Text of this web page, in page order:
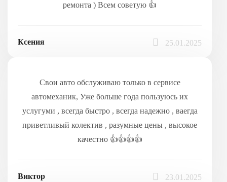
ремонта ) Всем советую 👍
Ксения 25.01.2025
Свои авто обслуживаю только в сервисе
автомеханик, Уже больше года пользуюсь их
услугуми , всегда быстро , всегда надежно , ваегда
приветливый колектив , разумные цены , высокое
качестно 👍👍👍👍
Виктор 23.01.2025